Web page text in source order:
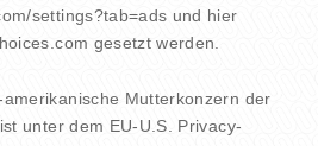
settings?tab=ads und hier
gesetzt werden.
Mutterkonzern der
unter dem EU-U.S. Privacy-